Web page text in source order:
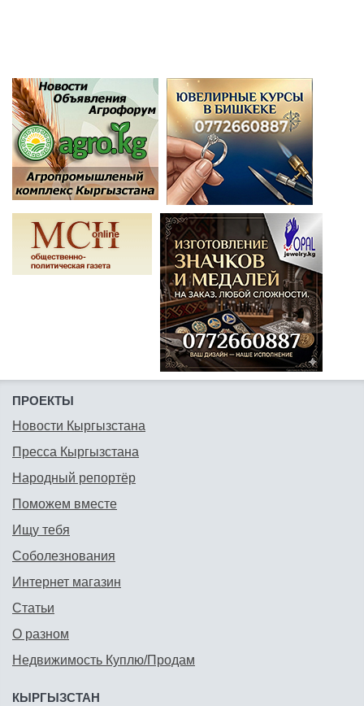
ПРОЕКТЫ
Новости Кыргызстана
Пресса Кыргызстана
Народный репортёр
Поможем вместе
Ищу тебя
Соболезнования
Интернет магазин
Статьи
О разном
Недвижимость Куплю/Продам
КЫРГЫЗСТАН